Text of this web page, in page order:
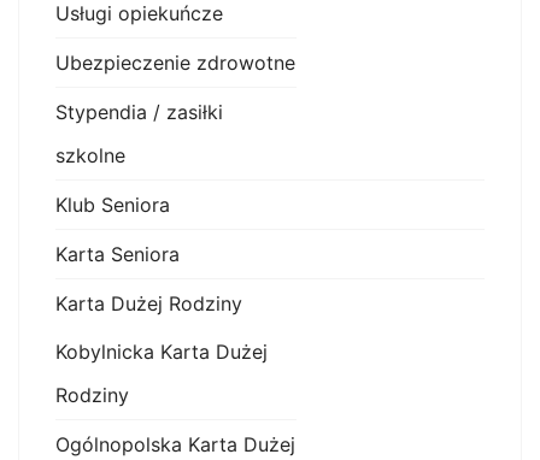
Usługi opiekuńcze
Ubezpieczenie zdrowotne
Stypendia / zasiłki
szkolne
Klub Seniora
Karta Seniora
Karta Dużej Rodziny
Kobylnicka Karta Dużej
Rodziny
Ogólnopolska Karta Dużej